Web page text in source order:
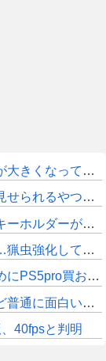
亜種に頼るべきだよな
るやつ一番すき
円で売ってて草
… よし、戦うぞ」←これ
売価格ばかりじゃねーか
面白いじゃん
40fpsと判明